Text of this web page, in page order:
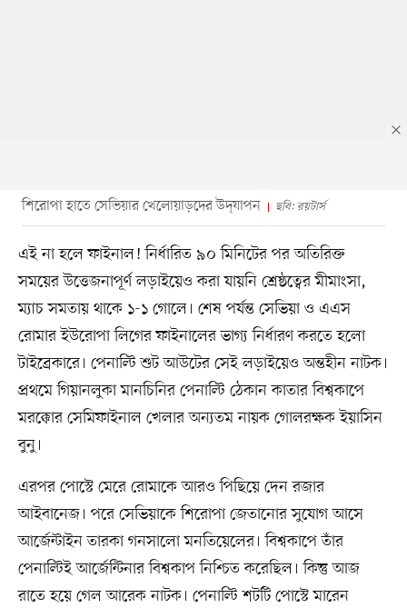
শিরোপা হাতে সেভিয়ার খেলোয়াড়দের উদ্‌যাপন ছবি: রয়টার্স
এই না হলে ফাইনাল! নির্ধারিত ৯০ মিনিটের পর অতিরিক্ত
সময়ের উত্তেজনাপূর্ণ লড়াইয়েও করা যায়নি শ্রেষ্ঠত্বের মীমাংসা,
ম্যাচ সমতায় থাকে ১-১ গোলে। শেষ পর্যন্ত সেভিয়া ও এএস
রোমার ইউরোপা লিগের ফাইনালের ভাগ্য নির্ধারণ করতে হলো
টাইব্রেকারে। পেনাল্টি শুট আউটের সেই লড়াইয়েও অন্তহীন নাটক।
প্রথমে গিয়ানলুকা মানচিনির পেনাল্টি ঠেকান কাতার বিশ্বকাপে
মরক্কোর সেমিফাইনাল খেলার অন্যতম নায়ক গোলরক্ষক ইয়াসিন
বুনু।
এরপর পোস্টে মেরে রোমাকে আরও পিছিয়ে দেন রজার
আইবানেজ। পরে সেভিয়াকে শিরোপা জেতানোর সুযোগ আসে
আর্জেন্টাইন তারকা গনসালো মনতিয়েলের। বিশ্বকাপে তাঁর
পেনাল্টিই আর্জেন্টিনার বিশ্বকাপ নিশ্চিত করেছিল। কিন্তু আজ
রাতে হয়ে গেল আরেক নাটক। পেনাল্টি শটটি পোস্টে মারেন